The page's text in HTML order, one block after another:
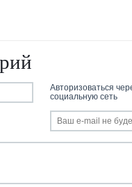
Авторизоваться
социальную сеть